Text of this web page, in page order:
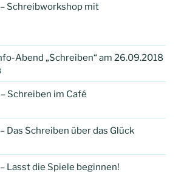
Schreibworkshop mit
Abend „Schreiben“ am 26.09.2018
Schreiben im Café
Das Schreiben über das Glück
Lasst die Spiele beginnen!